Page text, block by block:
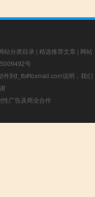
站分类目录 | 精选推荐文章 | 网站
号
件到f_fb#foxmail.com说明，我们
广告及商业合作